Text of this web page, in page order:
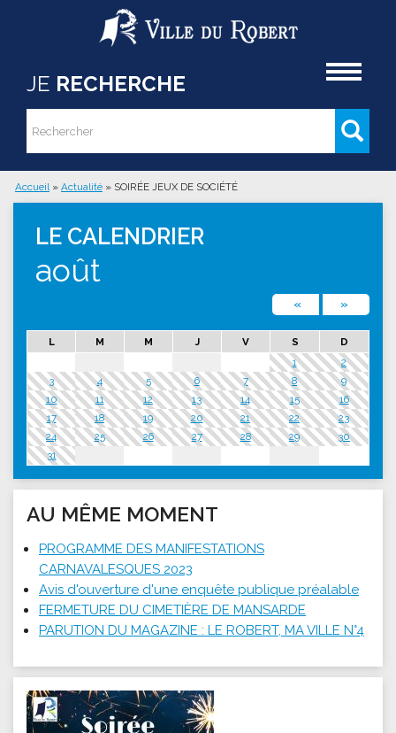
Aller au contenu principal
JE RECHERCHE
Formulaire de recherche
Rechercher
Vous êtes ici
Accueil » Actualité » SOIRÉE JEUX DE SOCIÉTÉ
LE CALENDRIER
août
« »
L M M J V S
D
1
2
3
4 5 6 7 8
9
10
11 12 13 14 15
16
17
18 19 20 21 22
23
24
25 26 27 28 29
30
31
AU MÊME MOMENT
PROGRAMME DES MANIFESTATIONS
CARNAVALESQUES 2023
Avis d'ouverture d'une enquête publique préalable
FERMETURE DU CIMETIÈRE DE MANSARDE
PARUTION DU MAGAZINE : LE ROBERT, MA VILLE N°4